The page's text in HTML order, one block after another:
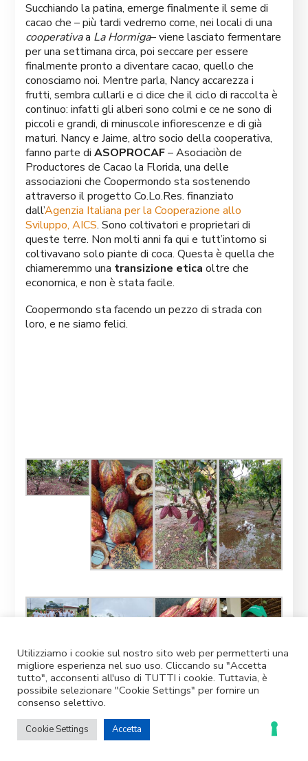
Succhiando la patina, emerge finalmente il seme di
cacao che – più tardi vedremo come, nei locali di una
cooperativaa La Hormiga– viene lasciato fermentare
per una settimana circa, poi seccare per essere
finalmente pronto a diventare cacao, quello che
conosciamo noi. Mentre parla, Nancy accarezza i
frutti, sembra cullarli e ci dice che il ciclo di raccolta è
continuo: infatti gli alberi sono colmi e ce ne sono di
piccoli e grandi, di minuscole infiorescenze e di già
maturi. Nancy e Jaime, altro socio della cooperativa,
fanno parte diASOPROCAF– Asociaciòn de
Productores de Cacao la Florida, una delle
associazioni che Coopermondo sta sostenendo
attraverso il progetto Co.Lo.Res. finanziato
dall’Agenzia Italiana per la Cooperazione allo
Sviluppo, AICS. Sono coltivatori e proprietari di
queste terre. Non molti anni fa qui e tutt’intorno si
coltivavano solo piante di coca. Questa è quella che
chiameremmo una transizione etica oltre che
economica, e non è stata facile.
Coopermondo sta facendo un pezzo di strada con
loro, e ne siamo felici.
Utilizziamo i cookie sul nostro sito web per permetterti una
migliore esperienza nel suo uso. Cliccando su "Accetta
tutto", acconsenti all'uso di TUTTI i cookie. Tuttavia, è
possibile selezionare "Cookie Settings" per fornire un
consenso selettivo.
Cookie Settings Accetta